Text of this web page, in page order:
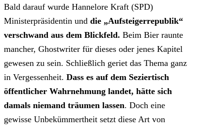
Bald darauf wurde Hannelore Kraft (SPD)
Ministerpräsidentin und die „Aufsteigerrepublik“
verschwand aus dem Blickfeld. Beim Bier raunte
mancher, Ghostwriter für dieses oder jenes Kapitel
gewesen zu sein. Schließlich geriet das Thema ganz
in Vergessenheit. Dass es auf dem Seziertisch
öffentlicher Wahrnehmung landet, hätte sich
damals niemand träumen lassen. Doch eine
gewisse Unbekümmertheit setzt diese Art von